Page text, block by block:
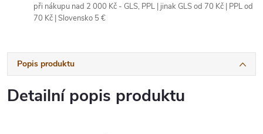
při nákupu nad 2 000 Kč - GLS, PPL | jinak GLS od 70 Kč | PPL od
70 Kč | Slovensko 5 €
Popis produktu
Detailní popis produktu